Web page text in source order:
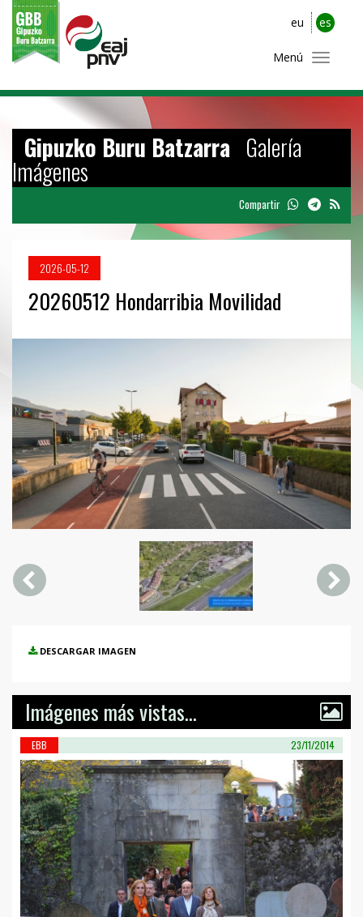
eu es
Menú
Gipuzko Buru Batzarra Galería
Imágenes
Compartir
2026-05-12
20260512 Hondarribia Movilidad
DESCARGAR IMAGEN
Imágenes más vistas...
EBB 23/11/2014